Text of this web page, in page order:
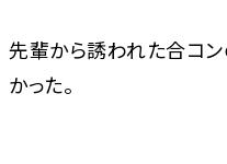
先輩から誘われた合コ
かった。